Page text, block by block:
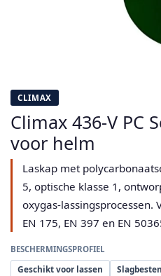
CLIMAX
Climax 436-V PC
voor helm
Laskap met
5, optische klasse 1,
oxygas-lassingsprocessen.
EN 175, EN 397 en EN
BESCHERMINGSPROFIEL
Geschikt voor lassen